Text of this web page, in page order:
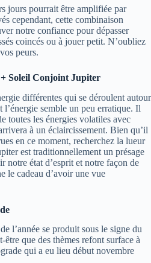
jours pourrait être amplifiée par
cependant, cette combinaison
notre confiance pour dépasser
coincés ou à jouer petit. N’oubliez
peurs.
Soleil Conjoint Jupiter
différentes qui se déroulent autour
semble un peu erratique. Il
toutes les énergies volatiles avec
à un éclaircissement. Bien qu’il
en ce moment, recherchez la lueur
est traditionnellement un présage
notre état d’esprit et notre façon de
le cadeau d’avoir une vue
l’année se produit sous le signe du
que des thèmes refont surface à
qui a eu lieu début novembre